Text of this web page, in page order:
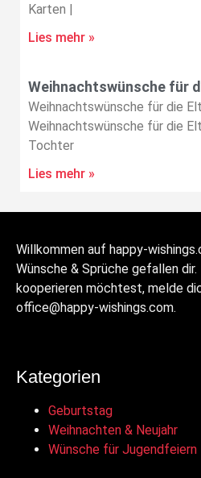
Karten |
Lies mehr »
Weihnachtswünsche für
Weihnachtswünsche für die
Weihnachtswünsche für die
Tochter
Lies mehr »
Willkommen auf happy-
Wünsche & Sprüche gefallen
kooperieren möchtest, melde
office@happy-wishings.com.
Kategorien
Geburtstag
Weihnachten & Neujahr
Wünsche für Jugendfeiern